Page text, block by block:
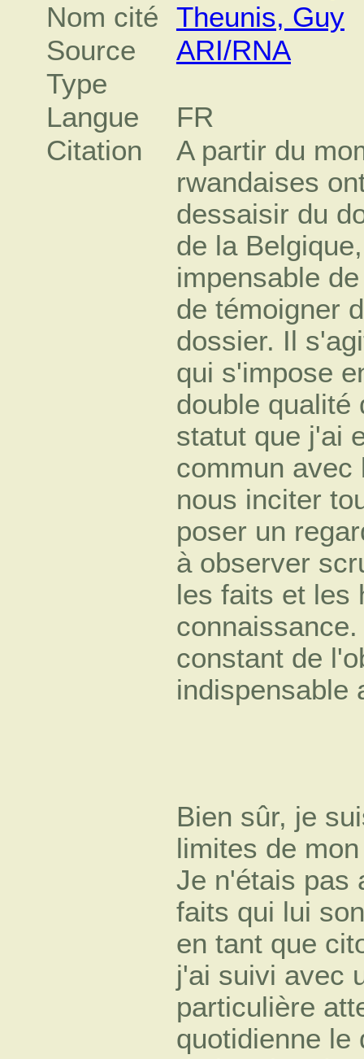
Nom cité
Theunis, Guy
Source
ARI/RNA
Type
Langue
FR
Citation
A partir du
rwandaises
dessaisir du
de la
impensable
de témoigner
dossier. Il
qui s'impose
double qualité
statut que j'ai
commun avec
nous inciter
poser un
à observer
les faits et les
constant de
indispensable
Bien sûr, je
limites de
Je n'étais pas
faits qui lui
en tant que
j'ai suivi avec
particulière
quotidienne le